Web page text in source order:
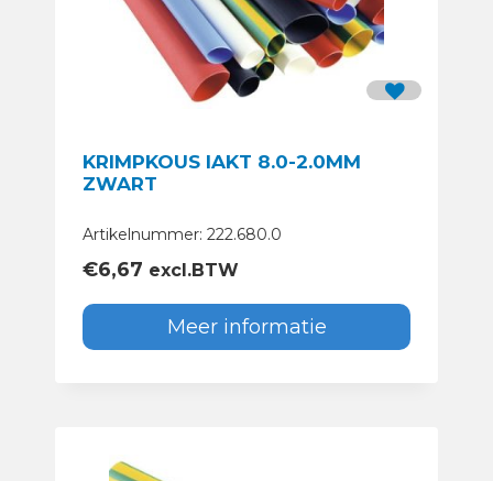
KRIMPKOUS IAKT 8.0-2.0MM
ZWART
Artikelnummer: 222.680.0
€6,67 excl.BTW
Meer informatie